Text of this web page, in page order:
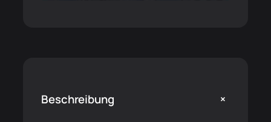
Beschreibung +